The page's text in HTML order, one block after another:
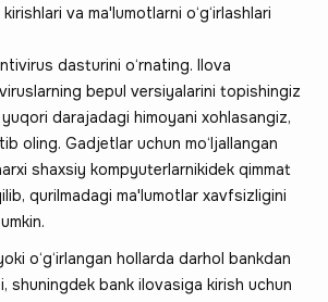
va ma'lumotlarni o‘g‘irlashlari
dasturini o‘rnating. Ilova
bepul versiyalarini topishingiz
darajadagi himoyani xohlasangiz,
oling. Gadjetlar uchun mo‘ljallangan
shaxsiy kompyuterlarnikidek qimmat
qurilmadagi ma'lumotlar xavfsizligini
o‘g‘irlangan hollarda darhol bankdan
shuningdek bank ilovasiga kirish uchun